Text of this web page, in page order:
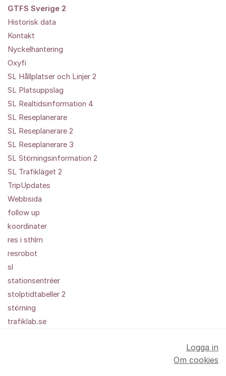
GTFS Sverige 2
Historisk data
Kontakt
Nyckelhantering
Oxyfi
SL Hållplatser och Linjer 2
SL Platsuppslag
SL Realtidsinformation 4
SL Reseplanerare
SL Reseplanerare 2
SL Reseplanerare 3
SL Störningsinformation 2
SL Trafikläget 2
TripUpdates
Webbsida
follow up
koordinater
res i sthlm
resrobot
sl
stationsentréer
stolptidtabeller 2
störning
trafiklab.se
Logga in
Om cookies